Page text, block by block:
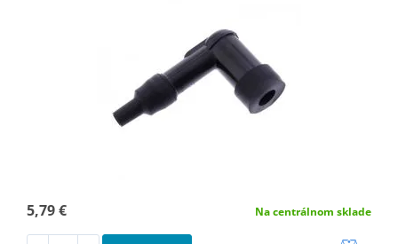
5,79 € Na centrálnom sklade